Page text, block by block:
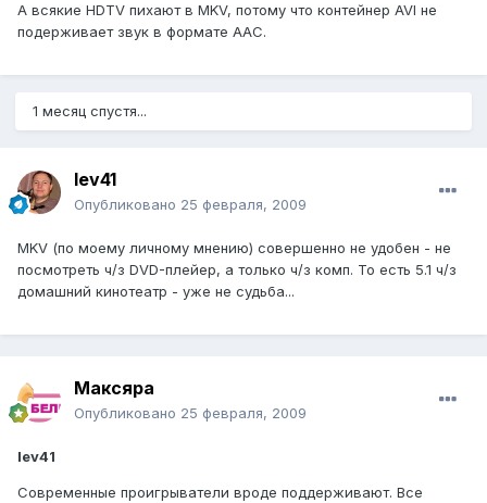
А всякие HDTV пихают в MKV, потому что контейнер AVI не
подерживает звук в формате AAC.
1 месяц спустя...
lev41
Опубликовано 25 февраля, 2009
MKV (по моему личному мнению) совершенно не удобен - не
посмотреть ч/з DVD-плейер, а только ч/з комп. То есть 5.1 ч/з
домашний кинотеатр - уже не судьба...
Максяра
Опубликовано 25 февраля, 2009
lev41
Современные проигрыватели вроде поддерживают. Все